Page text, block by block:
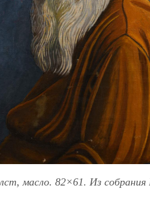
масло. 82×61. Из собрания